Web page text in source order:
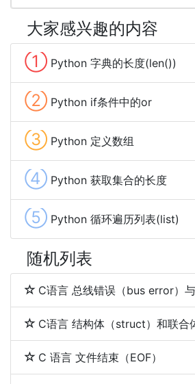
大家感兴趣的内容
① Python 字典的长度(len())
② Python if条件中的or
③ Python 定义数组
④ Python 获取集合的长度
⑤ Python 循环遍历列表(list)
随机列表
C语言 总线错误（bus error）与段错误（
C语言 结构体（struct）和联合
C 语言 文件结束（EOF）